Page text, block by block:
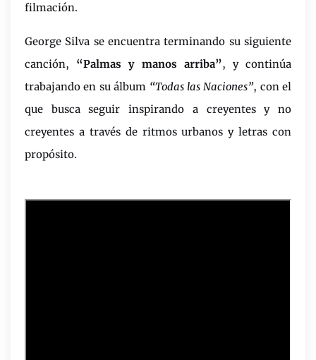
filmación.
George Silva se encuentra terminando su siguiente
canción, “Palmas y manos arriba”, y continúa
trabajando en su álbum “Todas las Naciones”, con el
que busca seguir inspirando a creyentes y no
creyentes a través de ritmos urbanos y letras con
propósito.